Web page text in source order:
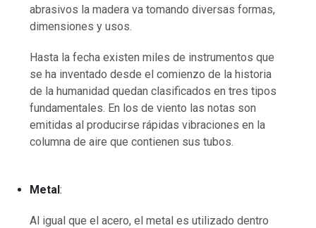
abrasivos la madera va tomando diversas formas,
dimensiones y usos.
Hasta la fecha existen miles de instrumentos que
se ha inventado desde el comienzo de la historia
de la humanidad quedan clasificados en tres tipos
fundamentales. En los de viento las notas son
emitidas al producirse rápidas vibraciones en la
columna de aire que contienen sus tubos.
Metal:
Al igual que el acero, el metal es utilizado dentro